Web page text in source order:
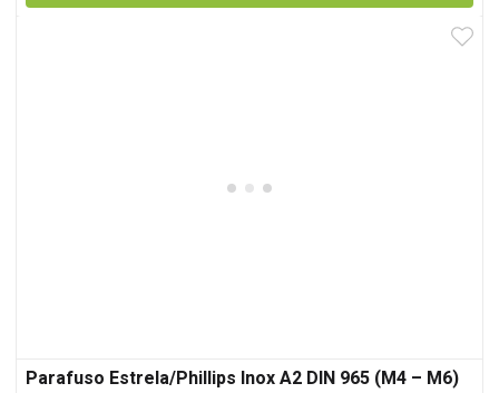
Parafuso Estrela/Phillips Inox A2 DIN 965 (M4 – M6)